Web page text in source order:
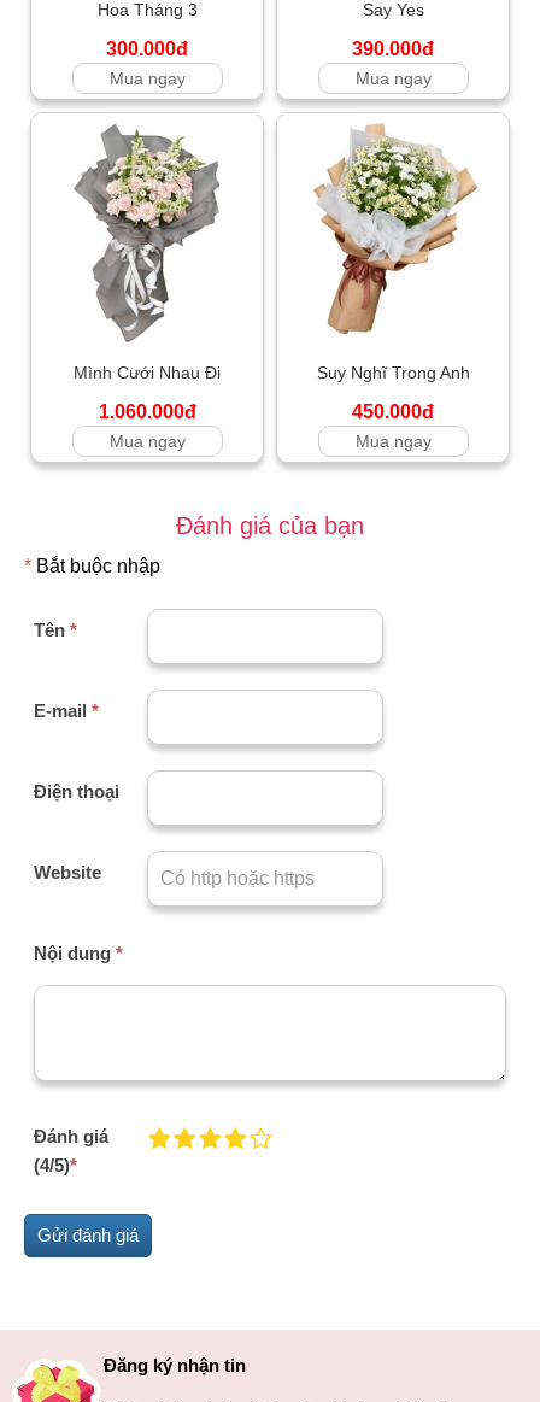
Hoa Tháng 3
300.000đ
Mua ngay
Say Yes
390.000đ
Mua ngay
Mình Cưới Nhau Đi
1.060.000đ
Mua ngay
Suy Nghĩ Trong Anh
450.000đ
Mua ngay
Đánh giá của bạn
* Bắt buộc nhập
Tên *
E-mail *
Điện thoại
Website
Nội dung *
Đánh giá
(4/5)*
Đăng ký nhận tin